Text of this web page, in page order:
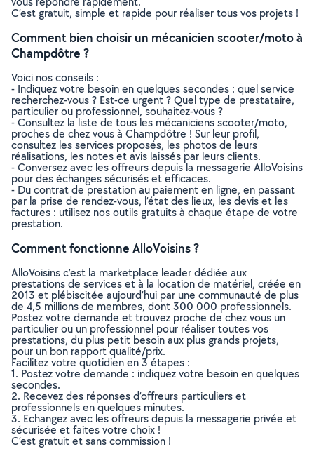
C’est gratuit, simple et rapide pour réaliser tous vos projets !
Comment bien choisir un mécanicien scooter/moto à
Champdôtre ?
Voici nos conseils :
- Indiquez votre besoin en quelques secondes : quel service
recherchez-vous ? Est-ce urgent ? Quel type de prestataire,
particulier ou professionnel, souhaitez-vous ?
- Consultez la liste de tous les mécaniciens scooter/moto,
proches de chez vous à Champdôtre ! Sur leur profil,
consultez les services proposés, les photos de leurs
réalisations, les notes et avis laissés par leurs clients.
- Conversez avec les offreurs depuis la messagerie AlloVoisins
pour des échanges sécurisés et efficaces.
- Du contrat de prestation au paiement en ligne, en passant
par la prise de rendez-vous, l’état des lieux, les devis et les
factures : utilisez nos outils gratuits à chaque étape de votre
prestation.
Comment fonctionne AlloVoisins ?
AlloVoisins c’est la marketplace leader dédiée aux
prestations de services et à la location de matériel, créée en
2013 et plébiscitée aujourd’hui par une communauté de plus
de 4,5 millions de membres, dont 300 000 professionnels.
Postez votre demande et trouvez proche de chez vous un
particulier ou un professionnel pour réaliser toutes vos
prestations, du plus petit besoin aux plus grands projets,
pour un bon rapport qualité/prix.
Facilitez votre quotidien en 3 étapes :
1. Postez votre demande : indiquez votre besoin en quelques
secondes.
2. Recevez des réponses d’offreurs particuliers et
professionnels en quelques minutes.
3. Echangez avec les offreurs depuis la messagerie privée et
sécurisée et faites votre choix !
C’est gratuit et sans commission !